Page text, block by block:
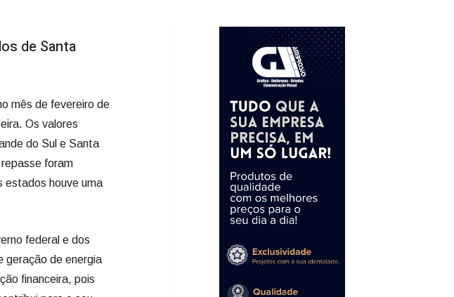
de Santa
mês de fevereiro de
Os valores
do Sul e Santa
foram
estados houve uma
federal e dos
geração de energia
financeira, pois